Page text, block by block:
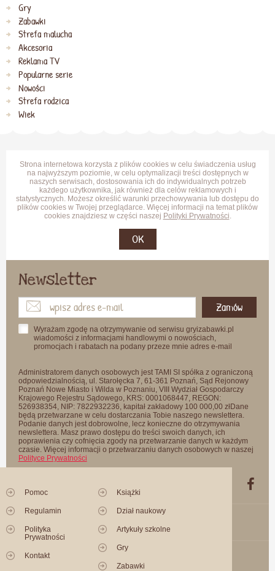
Gry
Zabawki
Strefa malucha
Akcesoria
Reklama TV
Popularne serie
Nowości
Strefa rodzica
Wiek
Strona internetowa korzysta z plików cookies w celu świadczenia usług
na najwyższym poziomie, w celu optymalizacji treści dostępnych w
naszych serwisach, dostosowania ich do indywidualnych potrzeb
każdego użytkownika, jak również dla celów reklamowych i
statystycznych. Możesz określić warunki przechowywania lub dostępu do
plików cookies w Twojej przeglądarce. Więcej informacji na temat plików
cookies znajdziesz w części naszej Polityki Prywatności.
OK
Newsletter
Zamów
Wyrażam zgodę na otrzymywanie od serwisu gryizabawki.pl
wiadomości z informacjami handlowymi o nowościach,
promocjach i rabatach na podany przeze mnie adres e-mail
Administratorem danych osobowych jest TAMI SI spółka z ograniczoną
odpowiedzialnością, ul. Starołęcka 7, 61-361 Poznań, Sąd Rejonowy
Poznań Nowe Miasto i Wilda w Poznaniu, VIII Wydział Gospodarczy
Krajowego Rejestru Sądowego, KRS: 0001068447, REGON:
526938354, NIP: 7822932236, kapitał zakładowy 100 000,00 złDane
będą przetwarzane w celu dostarczania Tobie naszego newslettera.
Podanie danych jest dobrowolne, lecz konieczne do otrzymywania
newslettera. Masz prawo dostępu do treści swoich danych, ich
poprawienia czy cofnięcia zgody na przetwarzanie danych w każdym
czasie. Więcej informacji o przetwarzaniu danych osobowych w naszej
Polityce Prywatności
Pomoc
Regulamin
Polityka
Prywatności
Kontakt
Książki
Dział naukowy
Artykuły szkolne
Gry
Zabawki